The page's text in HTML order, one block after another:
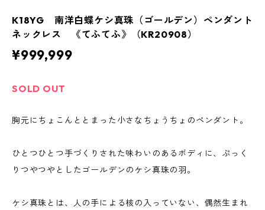
K18YG 南洋白蝶ケシ真珠（ゴールデン）ペンダント
ネックレス 《てふてふ》（KR20908）
¥999,999
SOLD OUT
胸元にちょこんととまった小さなちょうちょのペンダント。
ひとつひとつ手づくりされた味わいのあるボディに、ぷっく
りつやつやとしたゴールデンのケシ真珠の羽。
ケシ真珠とは、人の手による核の入っていない、偶然生まれ